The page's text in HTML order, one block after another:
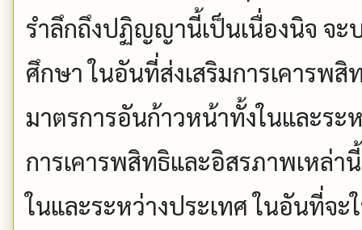
รำลึกถึงปฏิญญานี้เป็นเนื่องนิจ จ
ศึกษา ในอันที่ส่งเสริมการเคารพ
มาตรการอันก้าวหน้าทั้งในและระ
การเคารพสิทธิและอิสรภาพเหล่
ในและระหว่างประเทศ ในอันที่